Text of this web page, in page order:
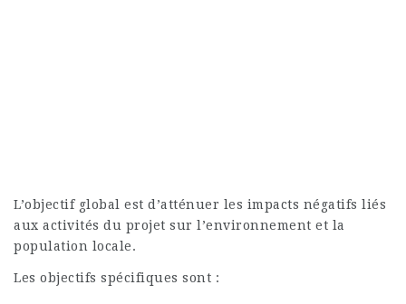
L’objectif global est d’atténuer les impacts négatifs liés
aux activités du projet sur l’environnement et la
population locale.
Les objectifs spécifiques sont :